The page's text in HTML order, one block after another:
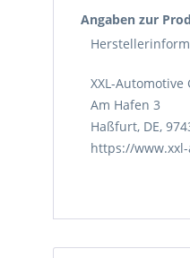
Angaben zur
XXL-Automotive
Am Hafen 3
Haßfurt, DE,
https://